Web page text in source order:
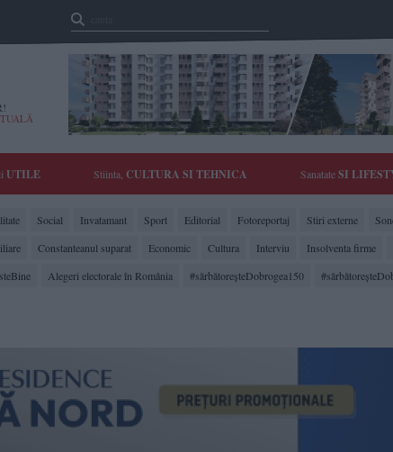
UTILE Stiinta, CULTURA SI TEHNICA SanatateSI
Social Invatamant Sport Editorial Fotoreportaj Stiri externe
Constanteanul suparat Economic Cultura Interviu Insolventa firme
Alegeri electorale în România #sărbătoreşteDobrogea150